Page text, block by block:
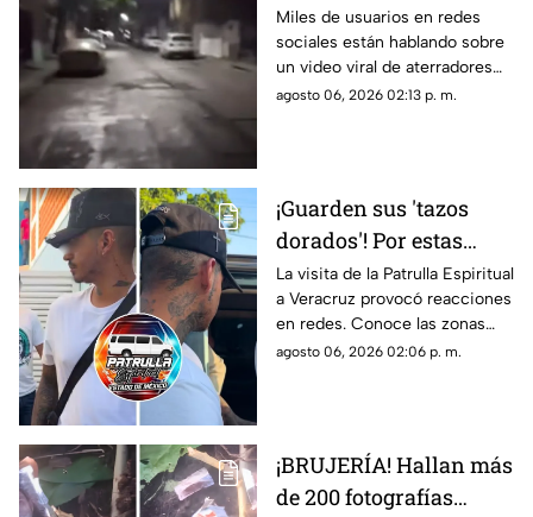
aterradores
LAMENTOS en Boca
del Río; esto se sabe
Miles de usuarios en redes
sociales están hablando sobre
un video viral de aterradores
lamentos en calles de Boca del
agosto 06, 2026 02:13 p. m.
¡Guarden sus 'tazos
dorados'! Por estas
zonas se vio a la
Patrulla Espiritual en
Veracruz
La visita de la Patrulla Espiritual
a Veracruz provocó reacciones
en redes. Conoce las zonas
donde ha sido vista.
agosto 06, 2026 02:06 p. m.
¡BRUJERÍA! Hallan más
de 200 fotografías